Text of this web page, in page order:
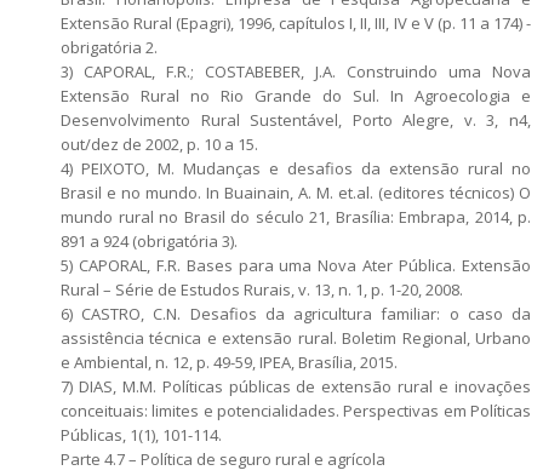
Extensão Rural (Epagri), 1996, capítulos I, II, III, IV e V (p. 11 a 174) -
obrigatória 2.
3) CAPORAL, F.R.; COSTABEBER, J.A. Construindo uma Nova
Extensão Rural no Rio Grande do Sul. In Agroecologia e
Desenvolvimento Rural Sustentável, Porto Alegre, v. 3, n4,
out/dez de 2002, p. 10 a 15.
4) PEIXOTO, M. Mudanças e desafios da extensão rural no
Brasil e no mundo. In Buainain, A. M. et.al. (editores técnicos) O
mundo rural no Brasil do século 21, Brasília: Embrapa, 2014, p.
891 a 924 (obrigatória 3).
5) CAPORAL, F.R. Bases para uma Nova Ater Pública. Extensão
Rural – Série de Estudos Rurais, v. 13, n. 1, p. 1-20, 2008.
6) CASTRO, C.N. Desafios da agricultura familiar: o caso da
assistência técnica e extensão rural. Boletim Regional, Urbano
e Ambiental, n. 12, p. 49-59, IPEA, Brasília, 2015.
7) DIAS, M.M. Políticas públicas de extensão rural e inovações
conceituais: limites e potencialidades. Perspectivas em Políticas
Públicas, 1(1), 101-114.
Parte 4.7 – Política de seguro rural e agrícola